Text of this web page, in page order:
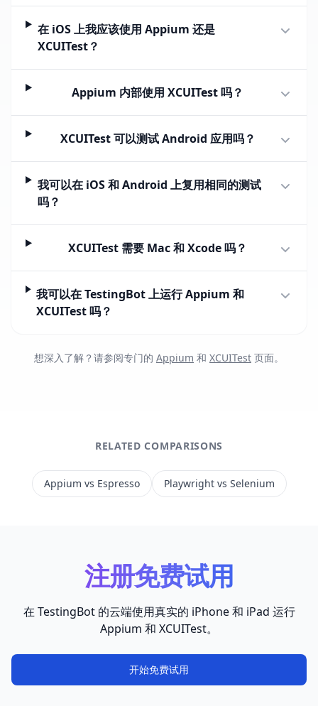
在 iOS 上我应该使用 Appium 还是
XCUITest？
Appium 内部使用 XCUITest 吗？
XCUITest 可以测试 Android 应用吗？
我可以在 iOS 和 Android 上复用相同的测试
吗？
XCUITest 需要 Mac 和 Xcode 吗？
我可以在 TestingBot 上运行 Appium 和
XCUITest 吗？
想深入了解？请参阅专门的 Appium 和 XCUITest 页面。
RELATED COMPARISONS
Appium vs Espresso Playwright vs Selenium
注册免费试用
在 TestingBot 的云端使用真实的 iPhone 和 iPad 运行
Appium 和 XCUITest。
开始免费试用